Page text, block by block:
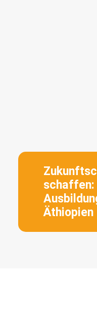
schaffen:
Äthiopien